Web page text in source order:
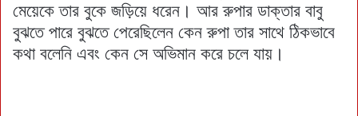
মেয়েকে তার বুকে জড়িয়ে ধরেন। আর রুপার ডাক্তার বাবু
বুঝতে পারে বুঝতে পেরেছিলেন কেন রুপা তার সাথে ঠিকভাবে
কথা বলেনি এবং কেন সে অভিমান করে চলে যায়।